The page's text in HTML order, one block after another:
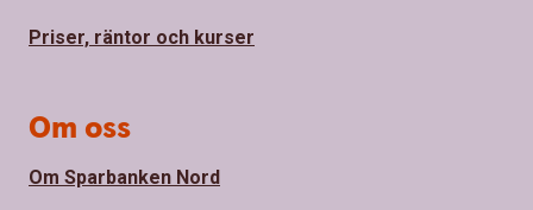
Priser, räntor och kurser
Om oss
Om Sparbanken Nord